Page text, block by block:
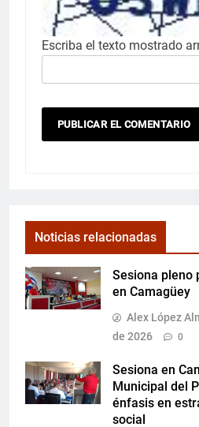
Escriba el texto mostrado
Noticias relacionadas
Sesiona pleno
en Camagüey
Alex López
de 2026
0
Sesiona en
Municipal del
énfasis en
social